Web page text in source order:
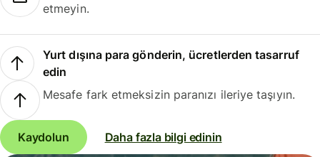
etmeyin.
Yurt dışına para gönderin, ücretlerden tasarruf
edin
Mesafe fark etmeksizin paranızı ileriye taşıyın.
Kaydolun Daha fazla bilgi edinin